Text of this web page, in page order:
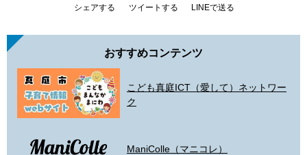
シェアする ツイートする LINEで送る
おすすめコンテンツ
こども真庭ICT（愛して）ネットワー
ク
ManiColle（マニコレ）